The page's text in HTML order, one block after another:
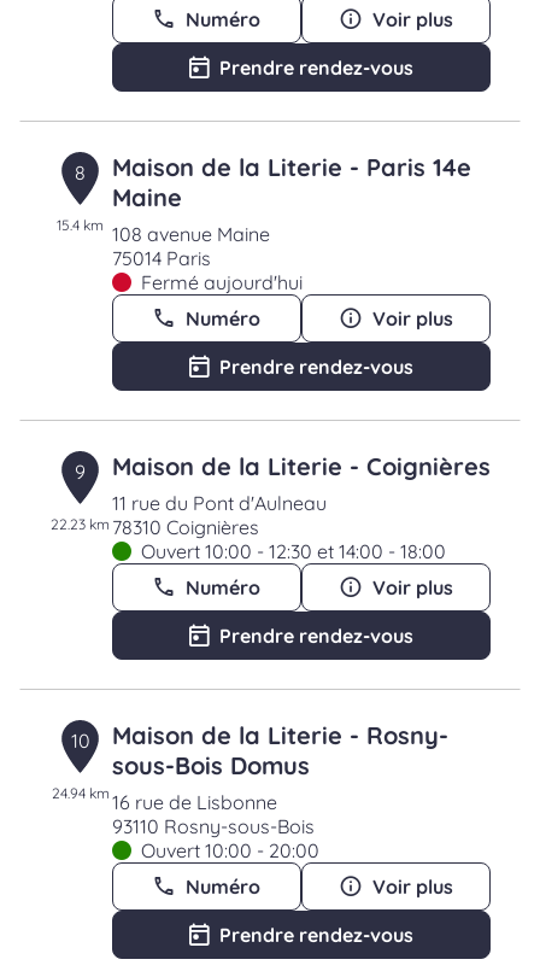
Numéro
Voir plus
Prendre rendez-vous
8
15.4 km
Maison de la Literie - Paris 14e
Maine
108 avenue Maine
75014 Paris
Fermé aujourd'hui
Numéro
Voir plus
Prendre rendez-vous
9
22.23 km
Maison de la Literie - Coignières
11 rue du Pont d'Aulneau
78310 Coignières
Ouvert 10:00 - 12:30 et 14:00 - 18:00
Numéro
Voir plus
Prendre rendez-vous
10
24.94 km
Maison de la Literie - Rosny-
sous-Bois Domus
16 rue de Lisbonne
93110 Rosny-sous-Bois
Ouvert 10:00 - 20:00
Numéro
Voir plus
Prendre rendez-vous